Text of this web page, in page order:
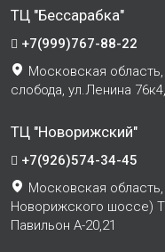
ТЦ "Бессарабка"
+7(999)767-88-22
Московская
слобода, ул.Ленина
ТЦ "Новорижский"
+7(926)574-34-45
Московская
Новорижского шоссе)
Павильон А-20,21